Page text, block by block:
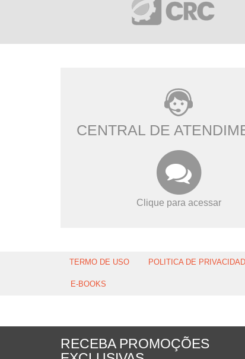
CENTRAL DE
Clique para acessar
TERMO DE USO POLITICA DE
E-BOOKS
RECEBA PROMOÇÕES